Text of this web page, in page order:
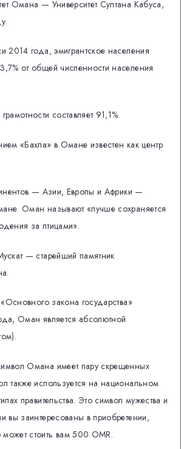
Омана — Университет Султана Кабуса,
2014 года, эмигрантское населения
от общей численности населения
составляет 91,1%.
«Бахла» в Омане известен как центр
— Азии, Европы и Африки —
Оман называют «лучше сохраняется
за птицами».
— старейший памятник
«Основного закона государства»
Оман является абсолютной
Омана имеет пару скрещенных
также используется на национальном
правительства. Это символ мужества и
вы заинтересованы в приобретении,
стоить вам 500 OMR.